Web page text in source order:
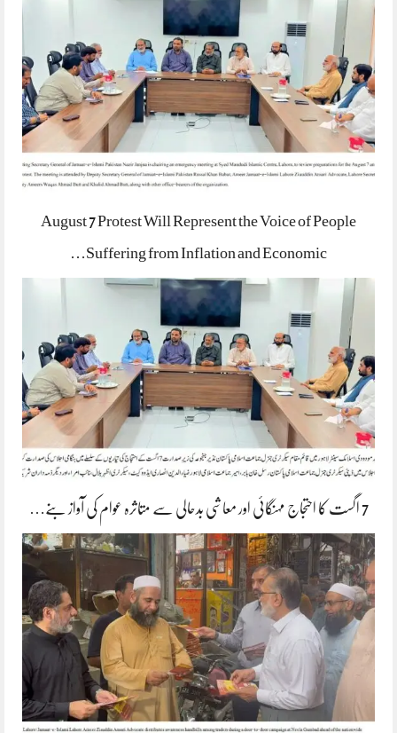
August 7 Protest Will Represent the Voice of People
Suffering from Inflation and Economic…
7 اگست کا احتجاج مہنگائی اور معاشی بدحالی سے متاثرہ عوام کی آواز بنے…